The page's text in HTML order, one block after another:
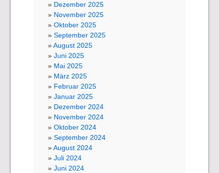
Dezember 2025
November 2025
Oktober 2025
September 2025
August 2025
Juni 2025
Mai 2025
März 2025
Februar 2025
Januar 2025
Dezember 2024
November 2024
Oktober 2024
September 2024
August 2024
Juli 2024
Juni 2024